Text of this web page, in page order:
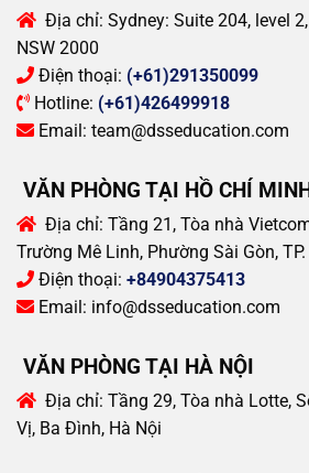
Địa chỉ: Sydney: Suite 204, level
NSW 2000
Điện thoại: (+61)291350099
Hotline: (+61)426499918
Email: team@dsseducation.com
VĂN PHÒNG TẠI HỒ CHÍ
Địa chỉ: Tầng 21, Tòa nhà
Trường Mê Linh, Phường Sài Gòn,
Điện thoại: +84904375413
Email: info@dsseducation.com
VĂN PHÒNG TẠI HÀ NỘI
Địa chỉ: Tầng 29, Tòa nhà Lotte,
Vị, Ba Đình, Hà Nội